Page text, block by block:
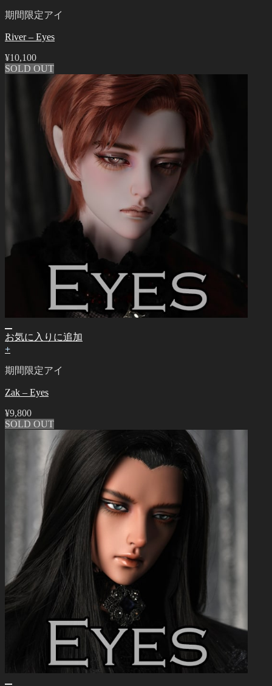
期間限定アイ
River – Eyes
¥10,100
SOLD OUT
お気に入りに追加
+
期間限定アイ
Zak – Eyes
¥9,800
SOLD OUT